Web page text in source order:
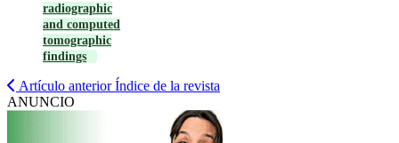
radiographic
and computed
tomographic
findings
Artículo anterior Índice de la revista
ANUNCIO